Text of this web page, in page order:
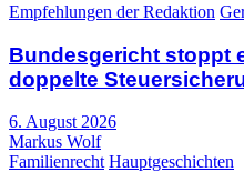
Empfehlungen der Redaktion
Bundesgericht stoppt
doppelte
6. August 2026
Markus Wolf
Familienrecht Hauptgeschichten